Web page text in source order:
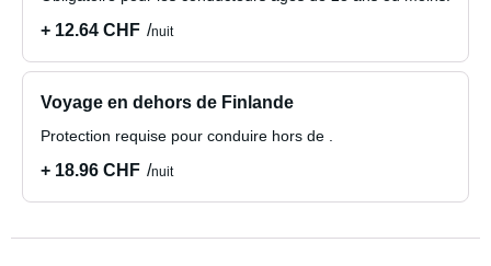
+ 12.64 CHF nuit
Voyage en dehors de Finlande
Protection requise pour conduire hors de .
+ 18.96 CHF nuit